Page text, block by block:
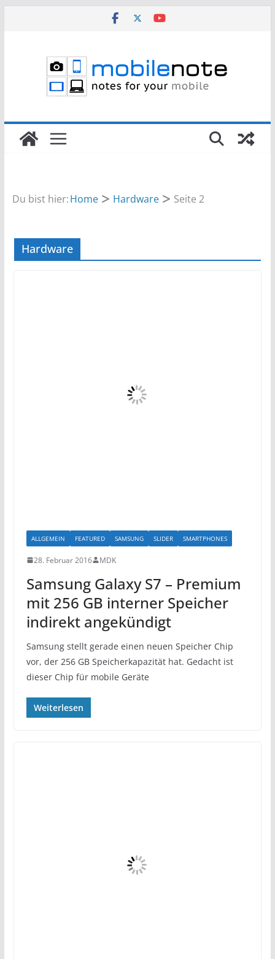
Du bist hier:Home Hardware Seite 2
Hardware
ALLGEMEIN FEATURED SAMSUNG SLIDER SMARTPHONES
28. Februar 2016 MDK
Samsung Galaxy S7 – Premium
mit 256 GB interner Speicher
indirekt angekündigt
Samsung stellt gerade einen neuen Speicher Chip
vor, der 256 GB Speicherkapazität hat. Gedacht ist
dieser Chip für mobile Geräte
Weiterlesen